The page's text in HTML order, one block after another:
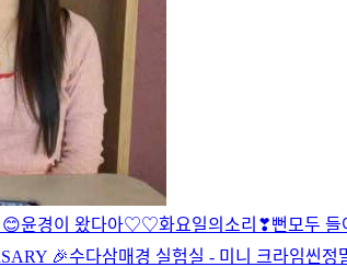
😊윤경이 왔다아♡♡화요일의소리❣뻔 모두
🎉수다삼매경 실험실 - 미니 크라임씬정